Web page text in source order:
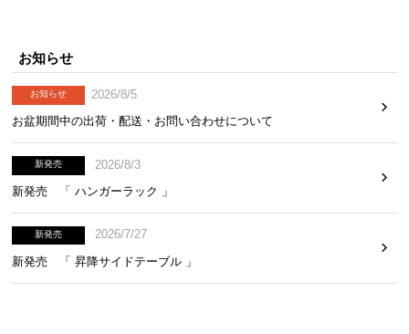
お知らせ
お知らせ
2026/8/5
お盆期間中の出荷・配送・お問い合わせについて
新発売
2026/8/3
新発売 「 ハンガーラック 」
新発売
2026/7/27
新発売 「 昇降サイドテーブル 」